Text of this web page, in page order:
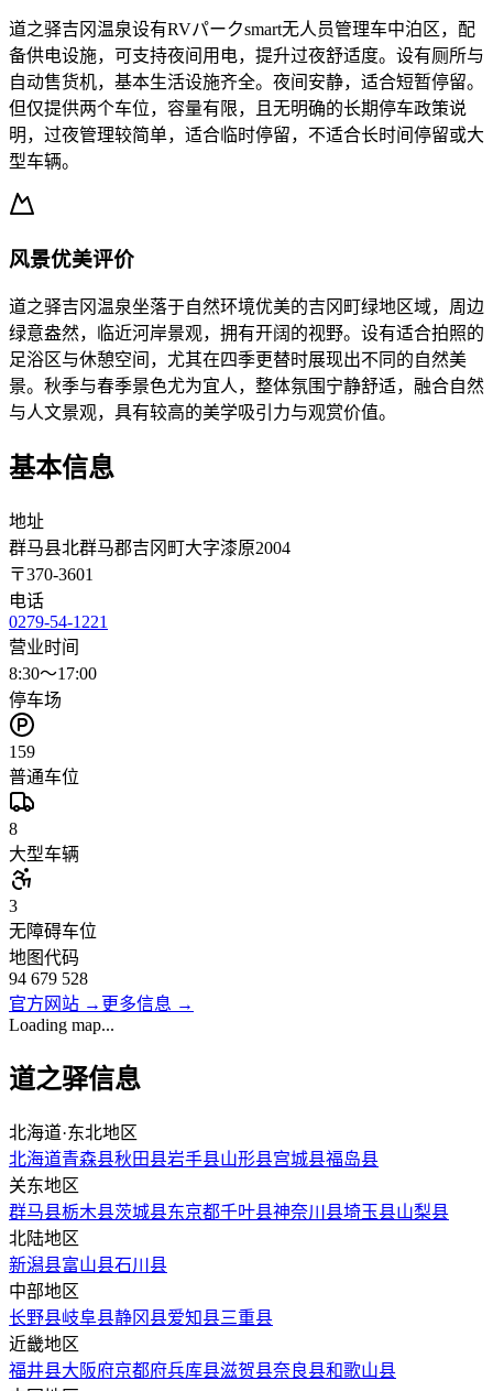
道之驿吉冈温泉设有RVパークsmart无人员管理车中泊区，配
备供电设施，可支持夜间用电，提升过夜舒适度。设有厕所与
自动售货机，基本生活设施齐全。夜间安静，适合短暂停留。
但仅提供两个车位，容量有限，且无明确的长期停车政策说
明，过夜管理较简单，适合临时停留，不适合长时间停留或大
型车辆。
风景优美评价
道之驿吉冈温泉坐落于自然环境优美的吉冈町绿地区域，周边
绿意盎然，临近河岸景观，拥有开阔的视野。设有适合拍照的
足浴区与休憩空间，尤其在四季更替时展现出不同的自然美
景。秋季与春季景色尤为宜人，整体氛围宁静舒适，融合自然
与人文景观，具有较高的美学吸引力与观赏价值。
基本信息
地址
群马县北群马郡吉冈町大字漆原2004
〒370-3601
电话
0279-54-1221
营业时间
8:30～17:00
停车场
159
普通车位
8
大型车辆
3
无障碍车位
地图代码
94 679 528
官方网站 → 更多信息 →
Loading map...
道之驿信息
北海道·东北地区
北海道青森县秋田县岩手县山形县宫城县福岛县
关东地区
群马县栃木县茨城县东京都千叶县神奈川县埼玉县山梨县
北陆地区
新潟县富山县石川县
中部地区
长野县岐阜县静冈县爱知县三重县
近畿地区
福井县大阪府京都府兵库县滋贺县奈良县和歌山县